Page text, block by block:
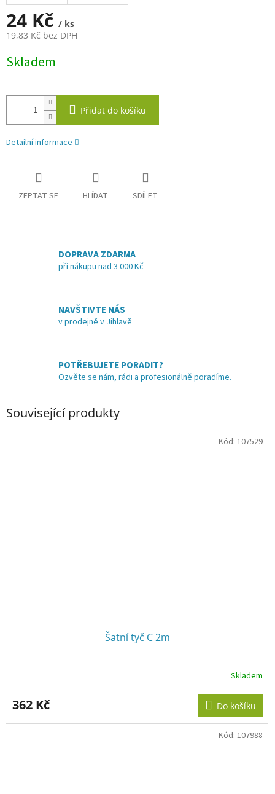
24 Kč / ks
19,83 Kč bez DPH
cena:
Skladem
Přidat do košíku
Detailní informace
ZEPTAT SE HLÍDAT SDÍLET
DOPRAVA ZDARMA
při nákupu nad 3 000 Kč
NAVŠTIVTE NÁS
v prodejně v Jihlavě
POTŘEBUJETE PORADIT?
Ozvěte se nám, rádi a profesionálně poradíme.
Související produkty
Šatní tyč C 2m
produktu
je
3,4
Skladem
362 Kč Do košíku
Kód: 107529
Kód: 107988